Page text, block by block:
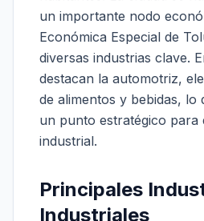
un importante nodo
Económica Especial de
diversas industrias clave.
destacan la automotriz,
de alimentos y bebidas, lo
un punto estratégico para
industrial.
Principales
Industriales